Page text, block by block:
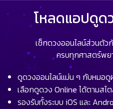
โหลดแอปดูด
เช็กดวงออนไลน์ส่วนตั
ครบทุกศาสตร์พ
ดูดวงออนไลน์แม่น ๆ กับหมอดู
เลือกดูดวง Online ได้ตามส
รองรับทั้งระบบ iOS และ